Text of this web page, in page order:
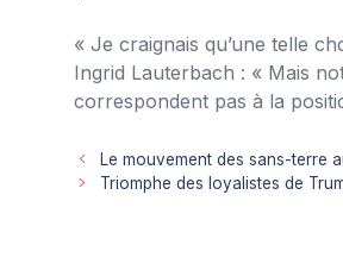
« Je craignais qu’une telle
Ingrid Lauterbach : « Mais
correspondent pas à la
Le mouvement des sans-terre
Triomphe des loyalistes de